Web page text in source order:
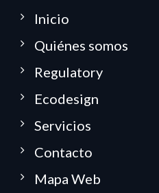
Inicio
Quiénes somos
Regulatory
Ecodesign
Servicios
Contacto
Mapa Web